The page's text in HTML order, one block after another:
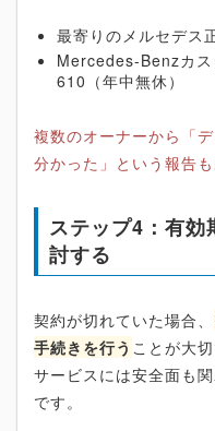
最寄りのメルセデス
Mercedes-Benzカ
610（年中無休）
複数のオーナーから「
分かった」という報告も
ステップ4：有効
討する
契約が切れていた場合、
手続きを行う ことが大
サービスには安全面も
です。